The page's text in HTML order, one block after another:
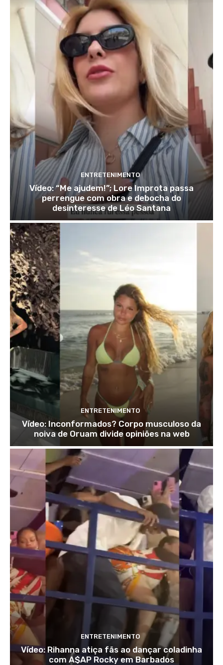
ENTRETENIMENTO
Vídeo: “Me ajudem!”; Lore Improta passa
perrengue com obra e debocha do
desinteresse de Léo Santana
ENTRETENIMENTO
Vídeo: Inconformados? Corpo musculoso da
noiva de Oruam divide opiniões na web
ENTRETENIMENTO
Vídeo: Rihanna atiça fãs ao dançar coladinha
com A$AP Rocky em Barbados